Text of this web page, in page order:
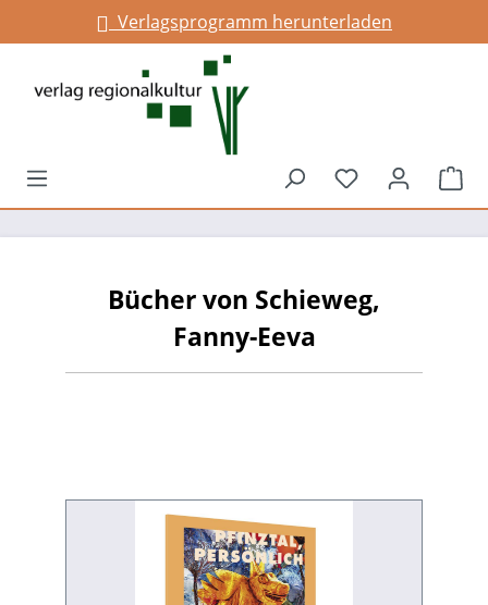
springenVerlagsprogramm herunterladen
Du hast 0
Bücher von Schieweg,
Fanny-Eeva